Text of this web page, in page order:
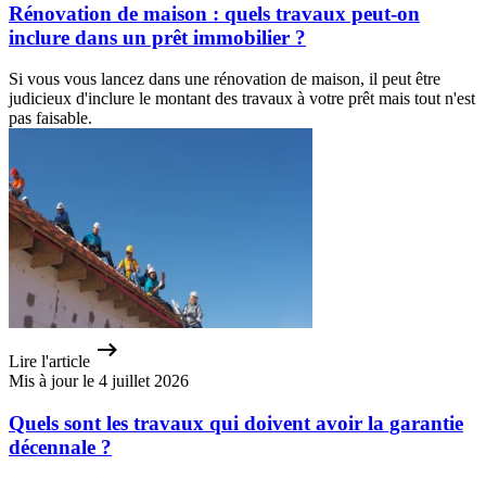
Rénovation de maison : quels travaux peut-on
inclure dans un prêt immobilier ?
Si vous vous lancez dans une rénovation de maison, il peut être
judicieux d'inclure le montant des travaux à votre prêt mais tout n'est
pas faisable.
Lire l'article
Mis à jour le 4 juillet 2026
Quels sont les travaux qui doivent avoir la garantie
décennale ?